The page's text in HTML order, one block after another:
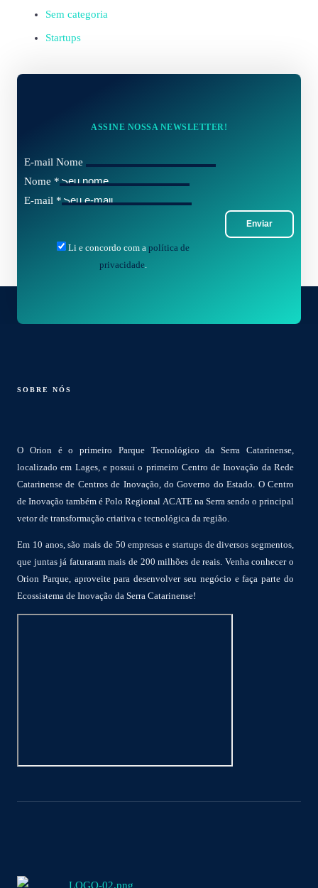
Sem categoria
Startups
ASSINE NOSSA NEWSLETTER!
E-mail Nome
Nome *
E-mail *
Enviar
Li e concordo com a política de
privacidade.
SOBRE NÓS
O Orion é o primeiro Parque Tecnológico da Serra Catarinense,
localizado em Lages, e possui o primeiro Centro de Inovação da Rede
Catarinense de Centros de Inovação, do Governo do Estado. O Centro
de Inovação também é Polo Regional ACATE na Serra sendo o principal
vetor de transformação criativa e tecnológica da região.
Em 10 anos, são mais de 50 empresas e startups de diversos segmentos,
que juntas já faturaram mais de 200 milhões de reais. Venha conhecer o
Orion Parque, aproveite para desenvolver seu negócio e faça parte do
Ecossistema de Inovação da Serra Catarinense!